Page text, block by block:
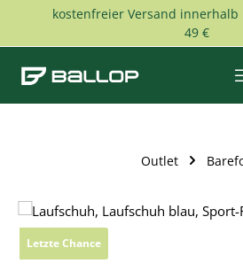
Zum Hauptinhalt springen
kostenfreier Versand innerhalb
49 €
Outlet
Bildergalerie überspringen
Letzte Chance